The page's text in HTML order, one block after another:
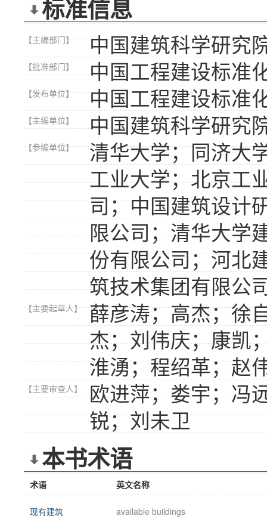
标准信息
【主编部门】 中国建筑科学研究
【批准部门】 中国工程建设标准
【发布单位】 中国工程建设标准
【主编单位】 中国建筑科学研究
【参编单位】
清华大学；同济大
工业大学；北京工
司；中国建筑设计
限公司；清华大学
份有限公司；河北
筑技术集团有限公
【主要起草人】
薛彦涛；高杰；徐
杰；刘伟庆；康凯
淮湧；程绍革；赵
【主要审查人】
欧进萍；娄宇；冯
锐；刘未卫
本书术语
术语 英文名称
现有建筑 available buildings